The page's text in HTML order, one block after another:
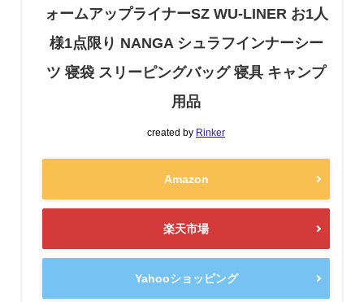
ォームアップライナーSZ WU-LINER お1人
様1点限り NANGA シュラフインナーシー
ツ 寝袋 スリーピングバッグ 寝具 キャンプ
用品
created by Rinker
Amazon
楽天市場
Yahooショッピング